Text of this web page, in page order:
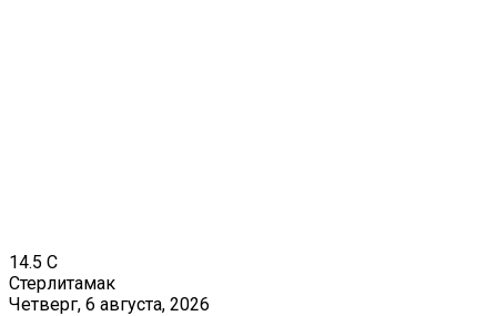
14.5 C
Стерлитамак
Четверг, 6 августа, 2026